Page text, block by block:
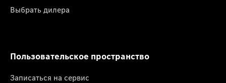
Выбрать дилера
Пользовательское пространство
Записаться на сервис